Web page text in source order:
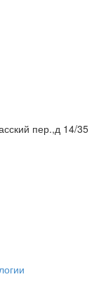
пер.,д 14/35